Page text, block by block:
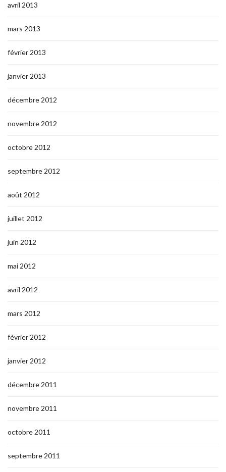
avril 2013
mars 2013
février 2013
janvier 2013
décembre 2012
novembre 2012
octobre 2012
septembre 2012
août 2012
juillet 2012
juin 2012
mai 2012
avril 2012
mars 2012
février 2012
janvier 2012
décembre 2011
novembre 2011
octobre 2011
septembre 2011